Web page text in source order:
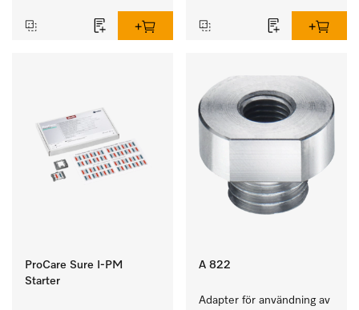
ProCare Sure I-PM
Starter
A 822
Adapter för användning av